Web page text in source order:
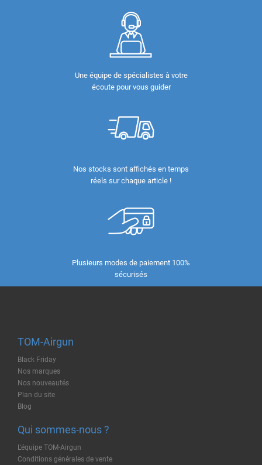
Une équipe de spécialistes à votre
écoute pour vous guider
Nos stocks sont affichés en temps
réels sur chaque article !
Plusieurs modes de paiement 100%
sécurisés
TOM-Airgun
Black Friday
Nos marques
Nos nouveautés
Plan du site
Blog
Qui sommes-nous ?
L'équipe TOM-Airgun
Conditions générales de vente